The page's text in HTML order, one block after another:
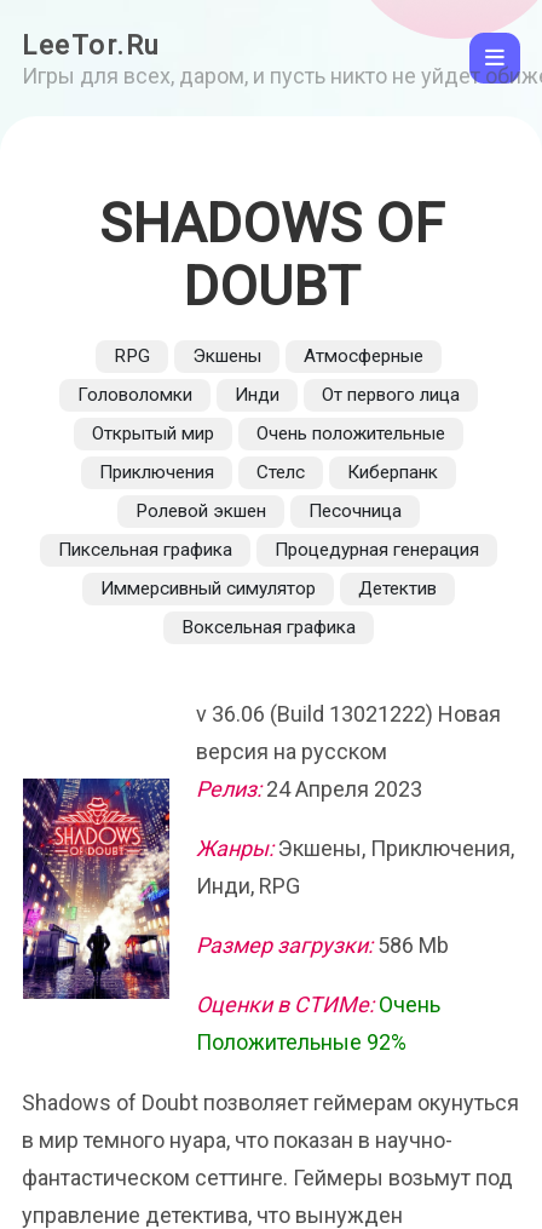
LeeTor.Ru
Игры для всех, даром, и пусть никто не уйдет
SHADOWS OF
DOUBT
RPG Экшены
Атмосферные
Головоломки
Инди
От первого лица
Открытый мир
Очень положительные
Приключения
Стелс
Киберпанк
Ролевой экшен
Песочница
Пиксельная графика
Процедурная генерация
Иммерсивный симулятор
Детектив
Воксельная графика
v 36.06 (Build 13021222) Новая
версия на русском
Релиз:24 Апреля 2023
Жанры:Экшены, Приключения,
Инди, RPG
Размер загрузки:586 Mb
Оценки в СТИМе: Очень
Положительные 92%
Shadows of Doubt позволяет геймерам окунуться
в мир темного нуара, что показан в научно-
фантастическом сеттинге. Геймеры возьмут под
управление детектива, что вынужден